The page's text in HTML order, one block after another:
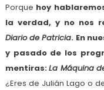
Porque hoy
la verdad, y no nos
Diario de Patricia. En
y pasado de los
mentiras:La Máquina
¿Eres de Julián Lago o